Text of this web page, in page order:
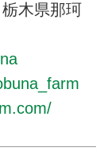
木県那珂